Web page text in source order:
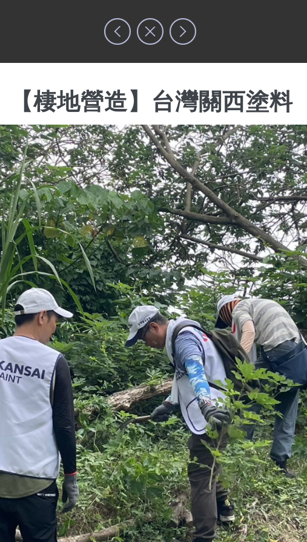
最新消息 關於濕盟 環境教育 企業ESG
【棲地營造】台灣關西塗料
致力於濕地及相關生態保護工作。
號 2 樓 統一編號：92078638